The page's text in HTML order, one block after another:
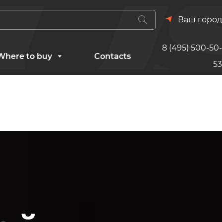
Ваш город
to buy Contacts
8 (495) 500-50-
53